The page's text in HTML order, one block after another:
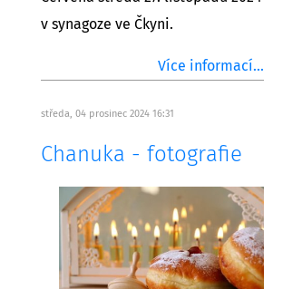
v synagoze ve Čkyni.
Více informací...
středa, 04 prosinec 2024 16:31
Chanuka - fotografie